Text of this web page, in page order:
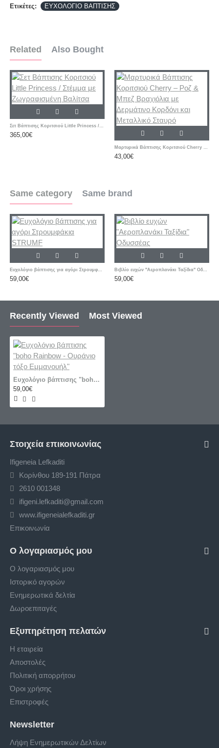
Ετικέτες: ΕΥΧΟΛΟΓΙΟ ΒΑΠΤΙΣΗΣ
Related Also Bought
Σετ Βάπτισης Κοριτσιού Little Princess / Στέμμα με Ζωγραφισμένη Βαλίτσα
365,00€
Μαρτυρικά Βάπτισης Κοριτσιού Cherry – Ροζ & Μπεζ Βραχιόλια με Δερμάτινο Κορδόνι και Μεταλλικό Σταυρό
43,00€
Same category Same brand
Ευχολόγιο βάπτισης για αγόρι Στρουμφάκια STRUMF
59,00€
Βιβλίο ευχών "Αεροπλανάκι Ταξίδια" Οδυσσέας
59,00€
Recently Viewed Most Viewed
Ευχολόγιο βάπτισης "boho Rainbow - Ουράνιο τόξο Εμμανουήλ"
59,00€
Στοιχεία επικοινωνίας
Ifigeneia Lefkaditi
Κορίνθου 189-191 Πάτρα
2610 001348
ifigeni.lefkaditi@gmail.com
www.ifigeneialefkaditi.gr
Επικοινωνία
Ο λογαριασμός μου
Ο λογαριασμός μου
Ιστορικό αγορών
Ενημερωτικά δελτία
Δωροεπιταγές
Εξυπηρέτηση πελατών
Η εταιρεία
Αποστολές
Πολιτική απορρήτου
Όροι χρήσης
Επιστροφές
Newsletter
Λήψη Ενημερωτικών Δελτίων